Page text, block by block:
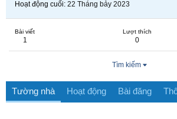
Hoạt động cuối 22 Tháng bảy 2023
Bài viết
1
Lượt thích
0
Tìm kiếm
Tường nhà Hoạt động Bài đăng